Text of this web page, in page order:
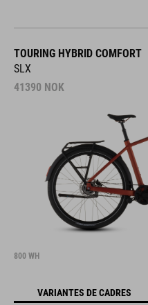
TOURING HYBRID COMFORT
SLX
41390 NOK
800 WH
VARIANTES DE CADRES